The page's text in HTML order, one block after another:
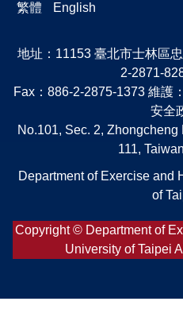
繁體 English
地址：11153 臺北市士林區
2-2871-
Fax：886-2-2875-1373 維
安全
No.101, Sec. 2,
111,
Department of Exercise and
of
Copyright © Department of
University of Taipei